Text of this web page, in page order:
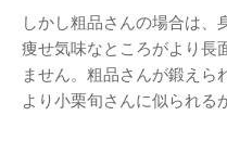
しかし粗品さんの場合は、
痩せ気味なところがより長
ません。粗品さんが鍛えら
より小栗旬さんに似られる